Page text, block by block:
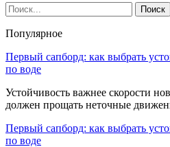
Популярное
Первый сапборд: как выбрать
по воде
Устойчивость важнее скорости
должен прощать неточные
Первый сапборд: как выбрать
по воде